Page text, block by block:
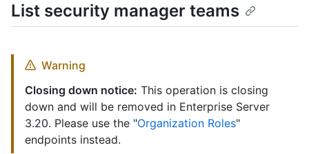
List security manager teams
Warning
Closing down notice: This operation is closing
down and will be removed in Enterprise Server
3.20. Please use the "Organization Roles"
endpoints instead.